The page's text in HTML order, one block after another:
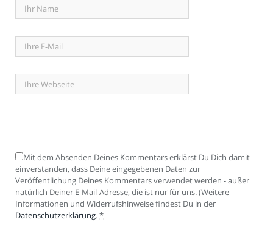
Mit dem Absenden Deines Kommentars erklärst Du Dich damit
einverstanden, dass Deine eingegebenen Daten zur
Veröffentlichung Deines Kommentars verwendet werden - außer
natürlich Deiner E-Mail-Adresse, die ist nur für uns. (Weitere
Informationen und Widerrufshinweise findest Du in der
Datenschutzerklärung.*